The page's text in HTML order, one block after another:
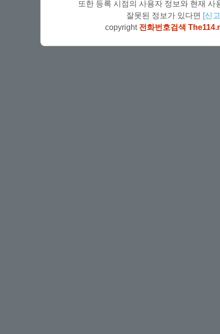
또한 등록 시점의 사용자 정보와 현재 사
잘못된 정보가 있다면 [신
copyright 전화번호검색